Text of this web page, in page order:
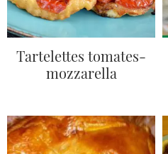
Tartelettes tomates-
mozzarella